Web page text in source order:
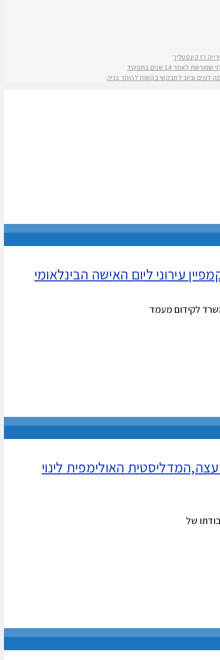
14 שנים בתפקיד
למים וביוב למבקשי בקשות להיתר בניה
עירוני ליום האישה הבינלאומי
לקידום מעמד
האולימפית לינוי
של